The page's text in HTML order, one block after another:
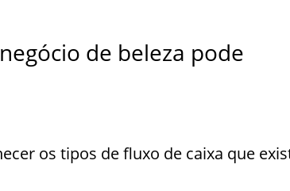
de beleza pode
os tipos de fluxo de caixa que